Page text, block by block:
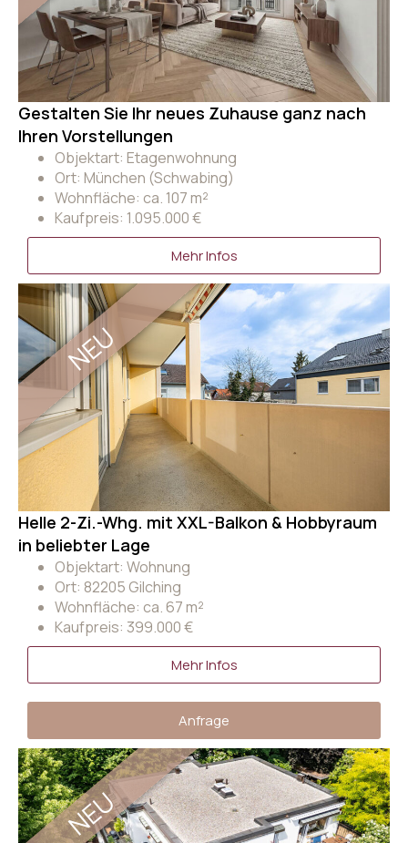
Gestalten Sie Ihr neues Zuhause ganz nach
Ihren Vorstellungen
Objektart: Etagenwohnung
Ort: München (Schwabing)
Wohnfläche: ca. 107 m²
Kaufpreis: 1.095.000 €
Mehr Infos
Helle 2-Zi.-Whg. mit XXL-Balkon & Hobbyraum
in beliebter Lage
NEU
Objektart: Wohnung
Ort: 82205 Gilching
Wohnfläche: ca. 67 m²
Kaufpreis: 399.000 €
Mehr Infos
Anfrage
NEU